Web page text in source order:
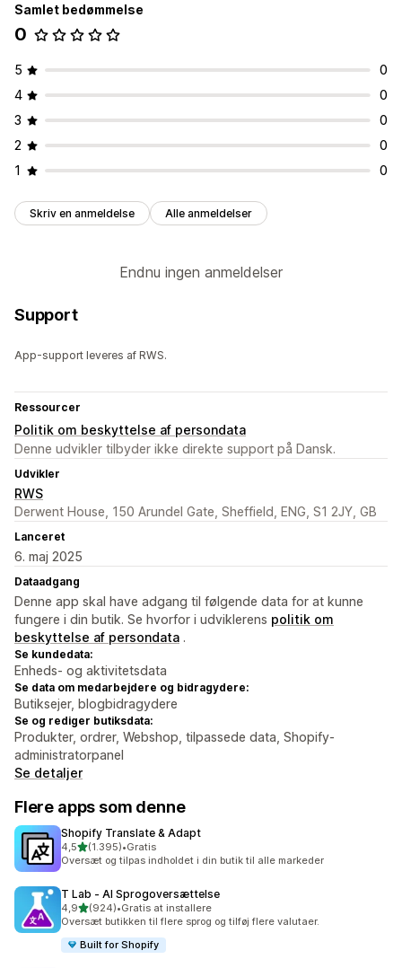
Samlet bedømmelse
0
5
0
4
0
3
0
2
0
1
0
Skriv en anmeldelse Alle anmeldelser
Endnu ingen anmeldelser
Support
App-support leveres af RWS.
Ressourcer
Politik om beskyttelse af persondata
Denne udvikler tilbyder ikke direkte support på Dansk.
Udvikler
RWS
Derwent House, 150 Arundel Gate, Sheffield, ENG, S1 2JY, GB
Lanceret
6. maj 2025
Dataadgang
Denne app skal have adgang til følgende data for at kunne
fungere i din butik. Se hvorfor i udviklerens politik om
beskyttelse af persondata .
Se kundedata:
Enheds- og aktivitetsdata
Se data om medarbejdere og bidragydere:
Butiksejer, blogbidragydere
Se og rediger butiksdata:
Produkter, ordrer, Webshop, tilpassede data, Shopify-
administratorpanel
Se detaljer
Flere apps som denne
Shopify Translate & Adapt
4,5ud af 5 stjerner
(1.395)
1395 anmeldelser i alt
•Gratis
Oversæt og tilpas indholdet i din butik til alle markeder
T Lab ‑ AI Sprogoversættelse
4,9ud af 5 stjerner
(924)
924 anmeldelser i alt
•Gratis at installere
Oversæt butikken til flere sprog og tilføj flere valutaer.
Built for Shopify